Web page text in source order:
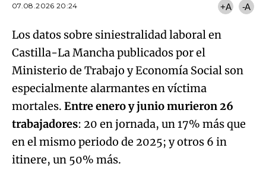
07.08.2026 20:24
+A -A
Los datos sobre siniestralidad laboral en
Castilla-La Mancha publicados por el
Ministerio de Trabajo y Economía Social son
especialmente alarmantes en víctima
mortales. Entre enero y junio murieron 26
trabajadores: 20 en jornada, un 17% más que
en el mismo periodo de 2025; y otros 6 in
itinere, un 50% más.Algo salió mal.